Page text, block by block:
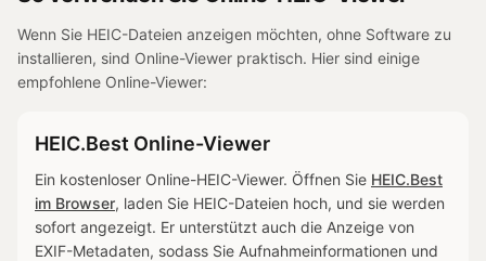
Wenn Sie HEIC-Dateien anzeigen möchten, ohne Software zu
installieren, sind Online-Viewer praktisch. Hier sind einige
empfohlene Online-Viewer:
HEIC.Best Online-Viewer
Ein kostenloser Online-HEIC-Viewer. Öffnen Sie HEIC.Best
im Browser, laden Sie HEIC-Dateien hoch, und sie werden
sofort angezeigt. Er unterstützt auch die Anzeige von
EXIF-Metadaten, sodass Sie Aufnahmeinformationen und